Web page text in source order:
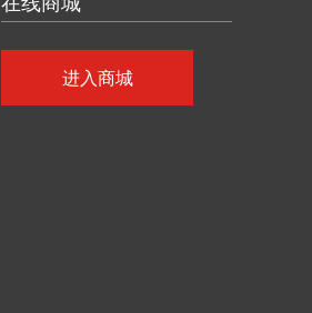
进入商城